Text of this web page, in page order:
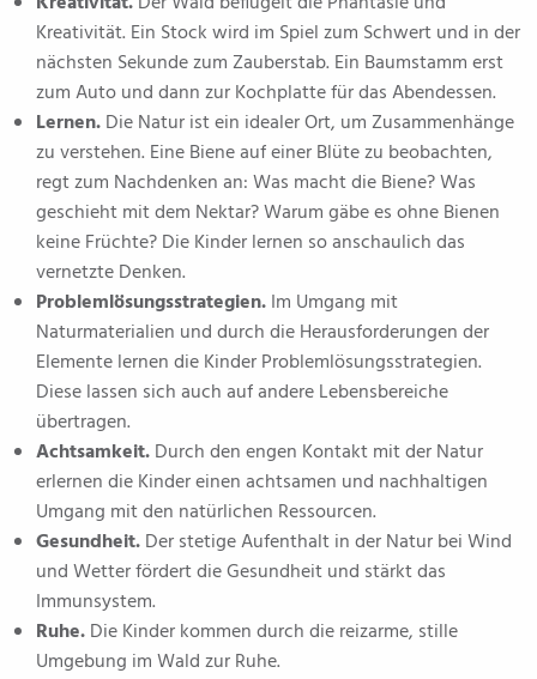
Kreativität. Ein Stock wird im Spiel zum Schwert und in der
nächsten Sekunde zum Zauberstab. Ein Baumstamm erst
zum Auto und dann zur Kochplatte für das Abendessen.
Lernen.Die Natur ist ein idealer Ort, um Zusammenhänge
zu verstehen. Eine Biene auf einer Blüte zu beobachten,
regt zum Nachdenken an: Was macht die Biene? Was
geschieht mit dem Nektar? Warum gäbe es ohne Bienen
keine Früchte? Die Kinder lernen so anschaulich das
vernetzte Denken.
Problemlösungsstrategien.Im Umgang mit
Naturmaterialien und durch die Herausforderungen der
Elemente lernen die Kinder Problemlösungsstrategien.
Diese lassen sich auch auf andere Lebensbereiche
übertragen.
Achtsamkeit.Durch den engen Kontakt mit der Natur
erlernen die Kinder einen achtsamen und nachhaltigen
Umgang mit den natürlichen Ressourcen.
Gesundheit.Der stetige Aufenthalt in der Natur bei Wind
und Wetter fördert die Gesundheit und stärkt das
Immunsystem.
Ruhe.Die Kinder kommen durch die reizarme, stille
Umgebung im Wald zur Ruhe.